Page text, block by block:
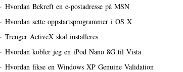
· Hvordan Bekreft en e-postadresse på MSN
· Hvordan sette oppstartsprogrammer i OS X
· Trenger ActiveX skal installeres
· Hvordan kobler jeg en iPod Nano 8G til Vista
· Hvordan fikse en Windows XP Genuine Validation